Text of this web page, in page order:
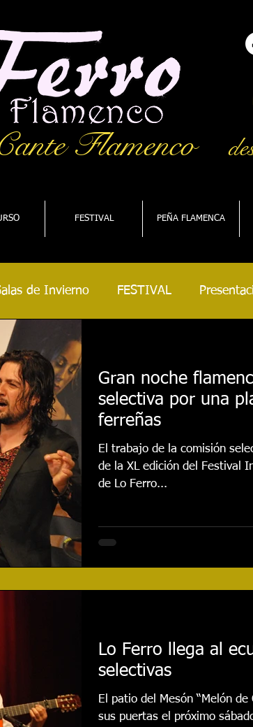
Flamenco
FESTIVAL PEÑA FLAMENCA
de Invierno FESTIVAL
Cursos Reseñas
2021 Actualidad Festival 2022
2024 CONCURSO Festival 2025
Gran noche
selectiva por una
ferreñas
El trabajo de la comisión
de la XL edición del Festival
de Lo Ferro...
Lo Ferro llega al
selectivas
El patio del Mesón “Melón
sus puertas el próximo